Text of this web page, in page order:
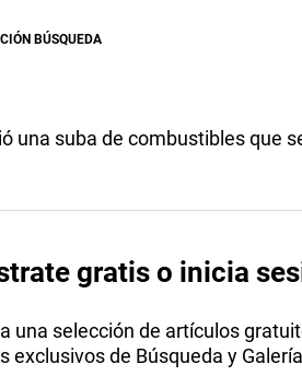
BÚSQUEDA
una suba de combustibles que
gratis o inicia
una selección de artículos
exclusivos de Búsqueda y